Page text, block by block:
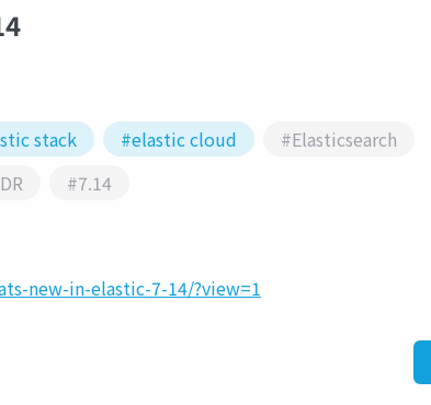
stack #elastic cloud
#Elasticsearch
#7.14
new-in-elastic-7-14/?view=1